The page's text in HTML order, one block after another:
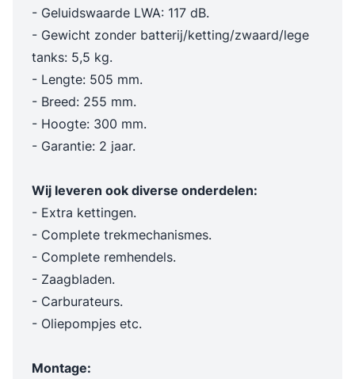
- Geluidswaarde LWA: 117 dB.
- Gewicht zonder batterij/ketting/zwaard/lege
tanks: 5,5 kg.
- Lengte: 505 mm.
- Breed: 255 mm.
- Hoogte: 300 mm.
- Garantie: 2 jaar.
Wij leveren ook diverse onderdelen:
- Extra kettingen.
- Complete trekmechanismes.
- Complete remhendels.
- Zaagbladen.
- Carburateurs.
- Oliepompjes etc.
Montage: